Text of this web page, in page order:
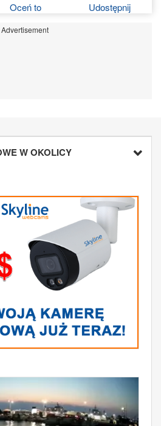
Oceń to Udostępnij
Advertisement
W OKOLICY